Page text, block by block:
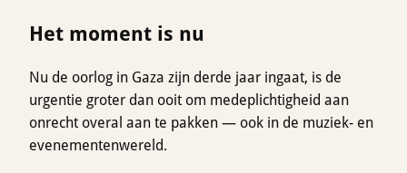
Het moment is nu
Nu de oorlog in Gaza zijn derde jaar ingaat, is de
urgentie groter dan ooit om medeplichtigheid aan
onrecht overal aan te pakken — ook in de muziek- en
evenementenwereld.